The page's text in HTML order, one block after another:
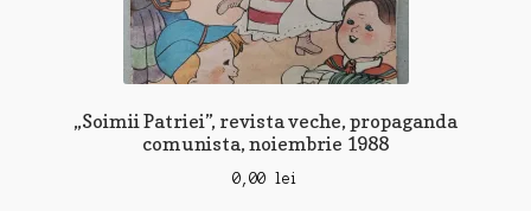
„Soimii Patriei”, revista veche, propaganda
comunista, noiembrie 1988
0,00 lei